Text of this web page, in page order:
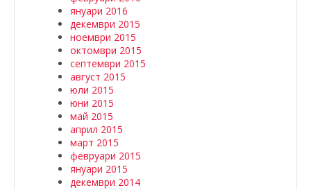
януари 2016
декември 2015
ноември 2015
октомври 2015
септември 2015
август 2015
юли 2015
юни 2015
май 2015
април 2015
март 2015
февруари 2015
януари 2015
декември 2014